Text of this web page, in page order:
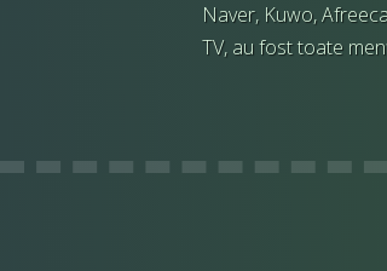
Naver, Kuwo,
TV, au fost toate